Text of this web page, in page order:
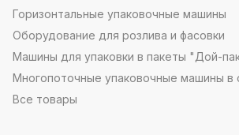
Горизонтальные упаковочные машины
Оборудование для розлива и фасовки
Машины для упаковки в пакеты "Дой-
Многопоточные упаковочные машины в
Все товары